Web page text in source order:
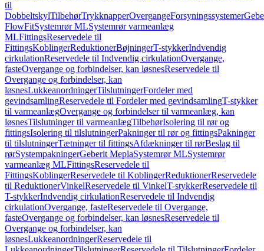
til
DobbeltskylTilbehørTrykknapperOvergangeForsyningssystemer
FlowFitSystemrør MLSystemrør varmeanlæg
MLFittingsReservedele til
FittingsKoblingerReduktionerBøjningerT-stykkerIndvendig
cirkulationReservedele til Indvendig cirkulationOvergange,
fasteOvergange og forbindelser, kan løsnesReservedele til
Overgange og forbindelser, kan
løsnesLukkeanordningerTilslutningerFordeler med
gevindsamlingReservedele til Fordeler med gevindsamlingT-stykker
til varmeanlægOvergange og forbindelser til varmeanlæg, kan
løsnesTilslutninger til varmeanlægTilbehørIsolering til rør og
fittingsIsolering til tilslutningerPakninger til rør og fittingsPakninger
til tilslutningerTætninger til fittingsAfdækninger til rørBeslag til
rørSystempakningerGeberit MeplaSystemrør MLSystemrør
varmeanlæg MLFittingsReservedele til
FittingsKoblingerReservedele til KoblingerReduktionerReservedele
til ReduktionerVinkelReservedele til VinkelT-stykkerReservedele til
T-stykkerIndvendig cirkulationReservedele til Indvendig
cirkulationOvergange, fasteReservedele til Overgange,
fasteOvergange og forbindelser, kan løsnesReservedele til
Overgange og forbindelser, kan
løsnesLukkeanordningerReservedele til